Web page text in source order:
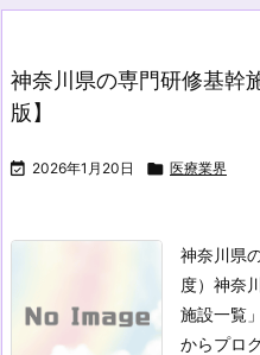
神奈川県の専門研修基幹
版】
 2026年1月20日  医療業界
神奈川県
度） 神奈
施設一覧
からプロ